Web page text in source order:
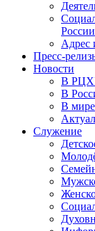
России
Адрес
Пресс-
Новости
В
В
В мире
Служение